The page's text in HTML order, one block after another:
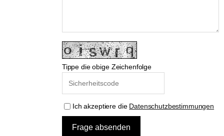
Tippe die obige Zeichenfolge
Ich akzeptiere die Datenschutzbestimmungen